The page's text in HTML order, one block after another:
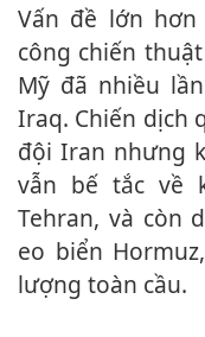
Vấn đề lớn hơn là khoảng cách giữa thành
công chiến
Mỹ đã nhiều
Iraq. Chiến dịch
đội Iran nhưng
vẫn bế tắc về
Tehran, và còn
eo biển
lượng toàn cầu.